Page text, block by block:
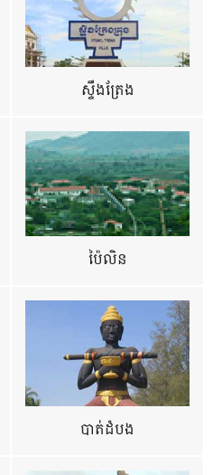
ស្ទឹងត្រែង
ប៉ៃលិន
បាត់ដំបង